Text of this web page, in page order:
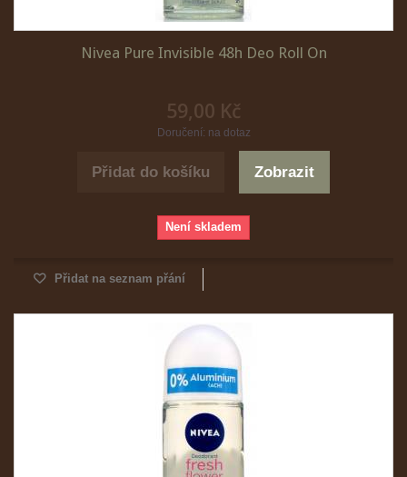
Nivea Pure Invisible 48h Deo Roll On
59,00 Kč
Doručení: na dotaz
Přidat do košíku Zobrazit
Není skladem
Přidat na seznam přání